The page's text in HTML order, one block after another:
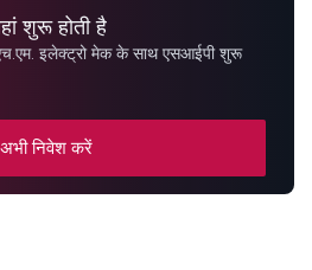
शुरू होती है
इलेक्ट्रो मेक के साथ एसआईपी शुरू
अभी निवेश करें